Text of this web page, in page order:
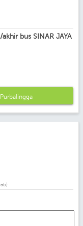
bus SINAR JAYA